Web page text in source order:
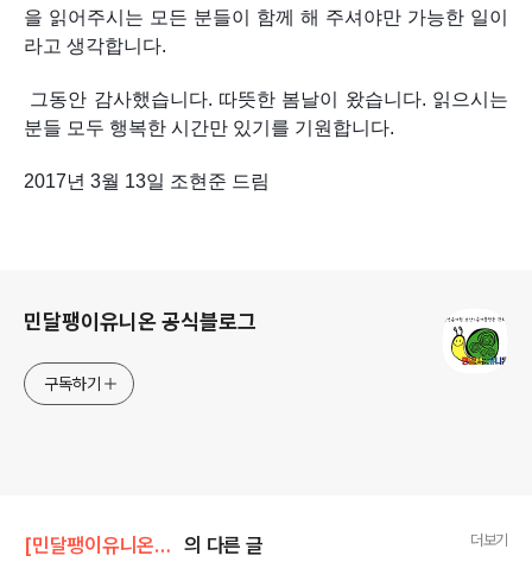
을 읽어주시는 모든 분들이 함께 해 주셔야만 가능한 일이
라고 생각합니다.
분들 모두 행복한 시간만 있기를 기원합니다.
2017년 3월 13일 조현준 드림
민달팽이유니온 공식블로그
구독하기
[민달팽이유니온]/* 공지사항 의 다른 글 더보기